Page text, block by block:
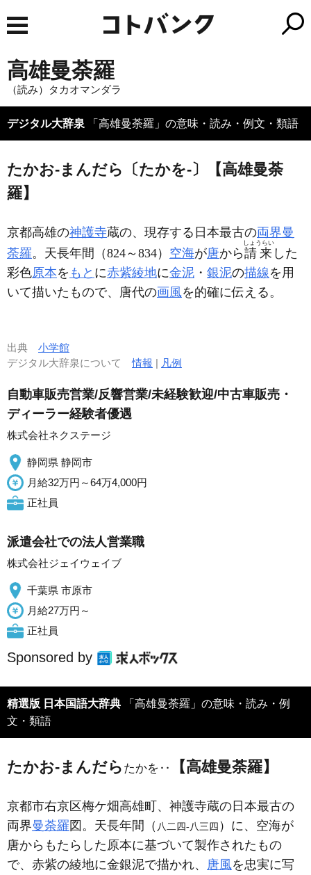
高雄曼荼羅
（読み）タカオマンダラ
デジタル大辞泉 「高雄曼荼羅」の意味・読み・例文・類語
たかお‐まんだら〔たかを‐〕【高雄曼荼
羅】
京都高雄の神護寺蔵の、現存する日本最古の両界曼
荼羅。天長年間（824～834） 空海が唐から請来
しょうらい
した
彩色原本を もと に赤紫綾地に金泥 ・ 銀泥の描線を用
いて描いたもので、唐代の画風を的確に伝える。
出典 小学館
デジタル大辞泉について情報 | 凡例
自動車販売営業/反響営業/未経験歓迎/中古車販売・
ディーラー経験者優遇
株式会社ネクステージ
静岡県 静岡市
月給32万円～64万4,000円
正社員
派遣会社での法人営業職
株式会社ジェイウェイブ
千葉県 市原市
月給27万円～
正社員
Sponsored by
精選版 日本国語大辞典
文・類語
たかお‐まんだら たかを‥ 【高雄曼荼羅】
京都市右京区梅ケ畑高雄町、神護寺蔵の日本最古の
両界曼荼羅 図。天長年間（ 八二四‐八三四 ）に、空海が
唐からもたらした原本に基づいて製作されたもの
で、赤紫の綾地に金銀泥で描かれ、 唐風を忠実に写